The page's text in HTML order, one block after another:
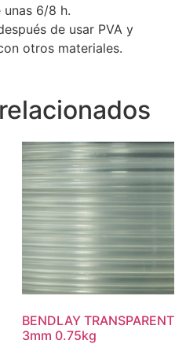
unas 6/8 h.
de usar PVA y
otros materiales.
BENDLAY TRANSPARENT
3mm 0.75kg